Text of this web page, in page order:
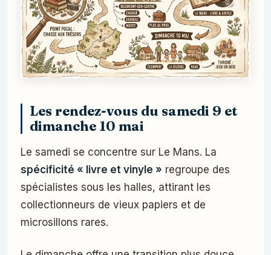
Les rendez-vous du samedi 9 et
dimanche 10 mai
Le samedi se concentre sur Le Mans. La
spécificité « livre et vinyle » regroupe des
spécialistes sous les halles, attirant les
collectionneurs de vieux papiers et de
microsillons rares.